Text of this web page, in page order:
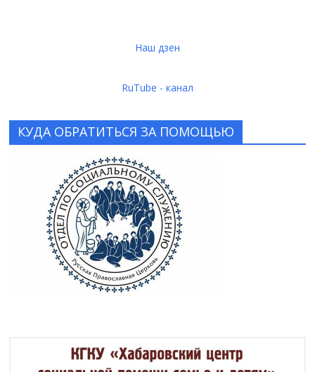
Наш дзен
RuTube - канал
КУДА ОБРАТИТЬСЯ ЗА ПОМОЩЬЮ